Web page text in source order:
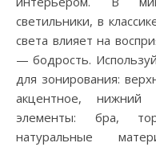
светильники, в
света влияет на
— бодрость.
для зонирования:
акцентное, нижний
элементы: бра,
натуральные